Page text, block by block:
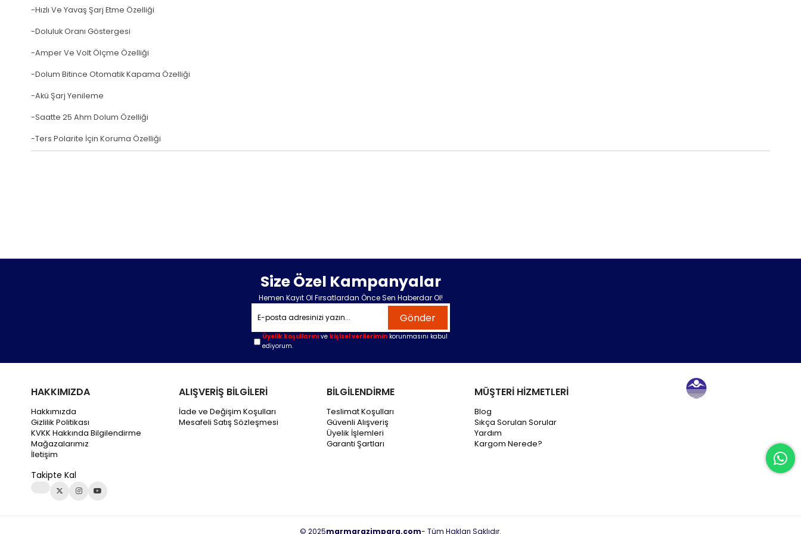
-Hızlı Ve Yavaş Şarj Etme Özelliği
-Doluluk Oranı Göstergesi
-Amper Ve Volt Ölçme Özelliği
-Dolum Bitince Otomatik Kapama Özelliği
-Akü Şarj Yenileme
-Saatte 25 Ahm Dolum Özelliği
-Ters Polarite İçin Koruma Özelliği
Size Özel Kampanyalar
Hemen Kayıt Ol Fırsatlardan Önce Sen Haberdar Ol!
Gönder
Üyelik koşullarını ve kişisel verilerimin korunmasını kabul
ediyorum.
HAKKIMIZDA
Hakkımızda
Gizlilik Politikası
KVKK Hakkında Bilgilendirme
Mağazalarımız
İletişim
Takipte Kal
ALIŞVERİŞ BİLGİLERİ
İade ve Değişim Koşulları
Mesafeli Satış Sözleşmesi
BİLGİLENDİRME
Teslimat Koşulları
Güvenli Alışveriş
Üyelik İşlemleri
Garanti Şartları
MÜŞTERİ HİZMETLERİ
Blog
Sıkça Sorulan Sorular
Yardım
Kargom Nerede?
© 2025marmarazimpara.com- Tüm Hakları Saklıdır.